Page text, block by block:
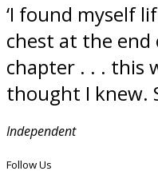
‘I found myself
chest at the
chapter . . . this
thought I knew.
Independent
Follow Us